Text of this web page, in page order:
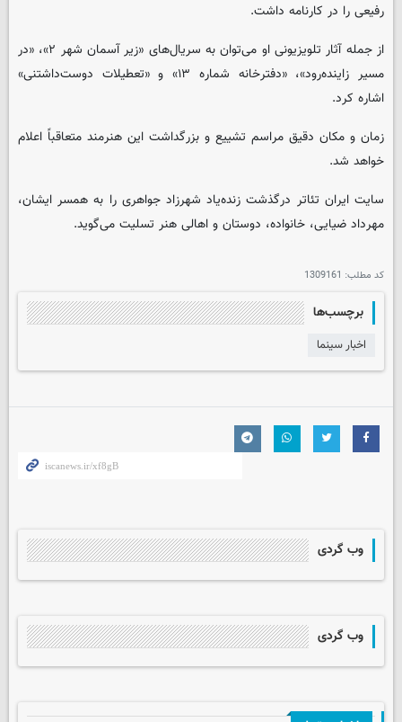
رفیعی را در کارنامه داشت.
از جمله آثار تلویزیونی او می‌توان به سریال‌های «زیر آسمان شهر ۲»، «در
مسیر زاینده‌رود»، «دفترخانه شماره ۱۳» و «تعطیلات دوست‌داشتنی»
اشاره کرد.
زمان و مکان دقیق مراسم تشییع و بزرگداشت این هنرمند متعاقباً اعلام
خواهد شد.
سایت ایران تئاتر درگذشت زنده‌یاد شهرزاد جواهری را به همسر ایشان،
مهرداد ضیایی، خانواده، دوستان و اهالی هنر تسلیت می‌گوید.
کد مطلب: 1309161
برچسب‌ها
اخبار سینما
وب گردی
وب گردی